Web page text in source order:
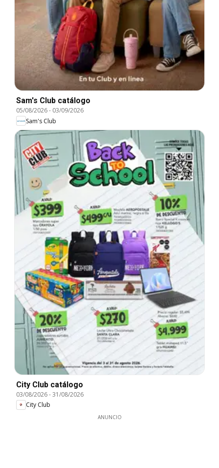
Sam's Club catálogo
05/08/2026- 03/09/2026
Sam's Club
City Club catálogo
03/08/2026-31/08/2026
City Club
ANUNCIO